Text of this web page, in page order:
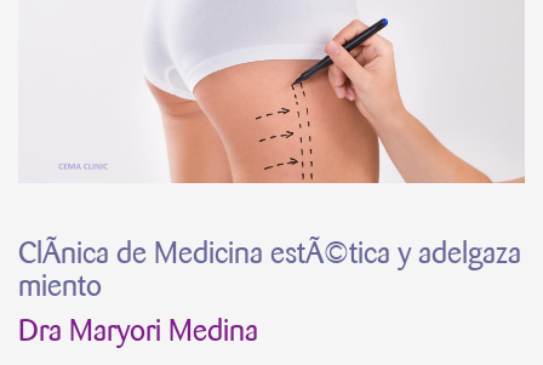
ClÃ­nica de Medicina estÃ©tica y adelgaza
miento
Dra Maryori Medina